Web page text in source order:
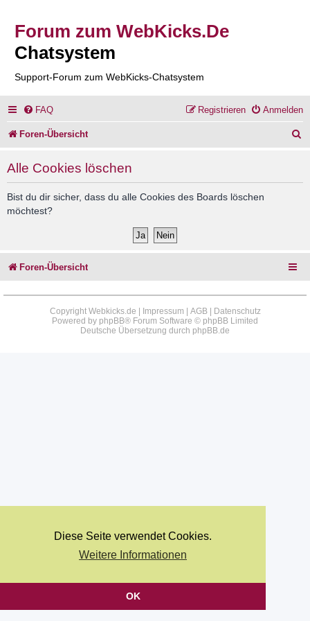
Diese Seite verwendet Cookies.
Weitere Informationen
OK
Forum zum WebKicks.De
Chatsystem
Support-Forum zum WebKicks-Chatsystem
FAQ Anmelden
Registrieren
Foren-Übersicht
Alle Cookies löschen
Bist du dir sicher, dass du alle Cookies des Boards löschen
möchtest?
Foren-Übersicht
Copyright Webkicks.de | Impressum AGB|
Datenschutz
Powered by phpBB® Forum Software © phpBB Limited
Deutsche Übersetzung durch phpBB.de